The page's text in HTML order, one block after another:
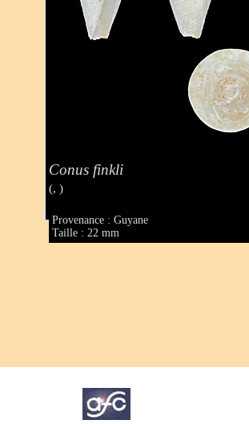
Conus finkli
(, )
Provenance : Guyane
Taille : 22 mm